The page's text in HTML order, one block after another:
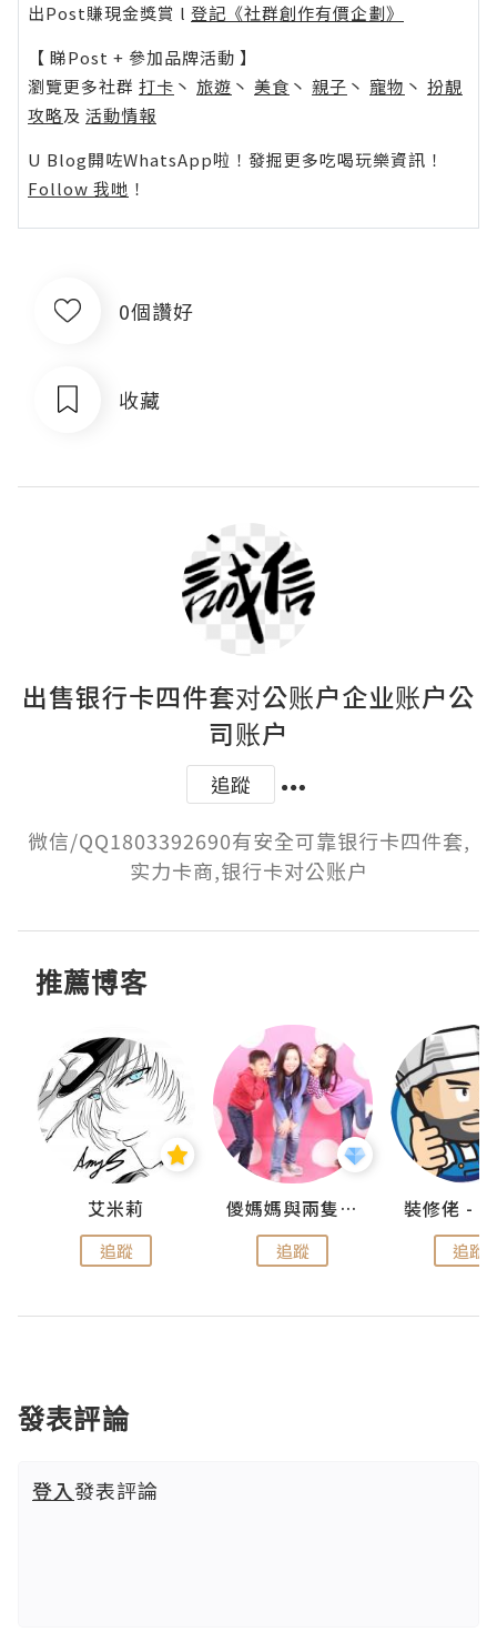
出Post賺現金獎賞 l 登記《社群創作有價企劃》
【 睇Post + 參加品牌活動 】
瀏覽更多社群 打卡 丶 旅遊 丶 美食 丶 親子 丶 寵物 丶 扮靚
攻略及 活動情報
U Blog開咗WhatsApp啦！發掘更多吃喝玩樂資訊！
Follow 我哋 ！
0個讚好
收藏
出售银行卡四件套对公账户企业账户公
司账户
追蹤
微信/QQ1803392690有安全可靠银行卡四件套,
实力卡商,银行卡对公账户
推薦博客
艾米莉
追蹤
儍媽媽與兩隻小魔怪之家
追蹤 追蹤
發表評論
登入發表評論